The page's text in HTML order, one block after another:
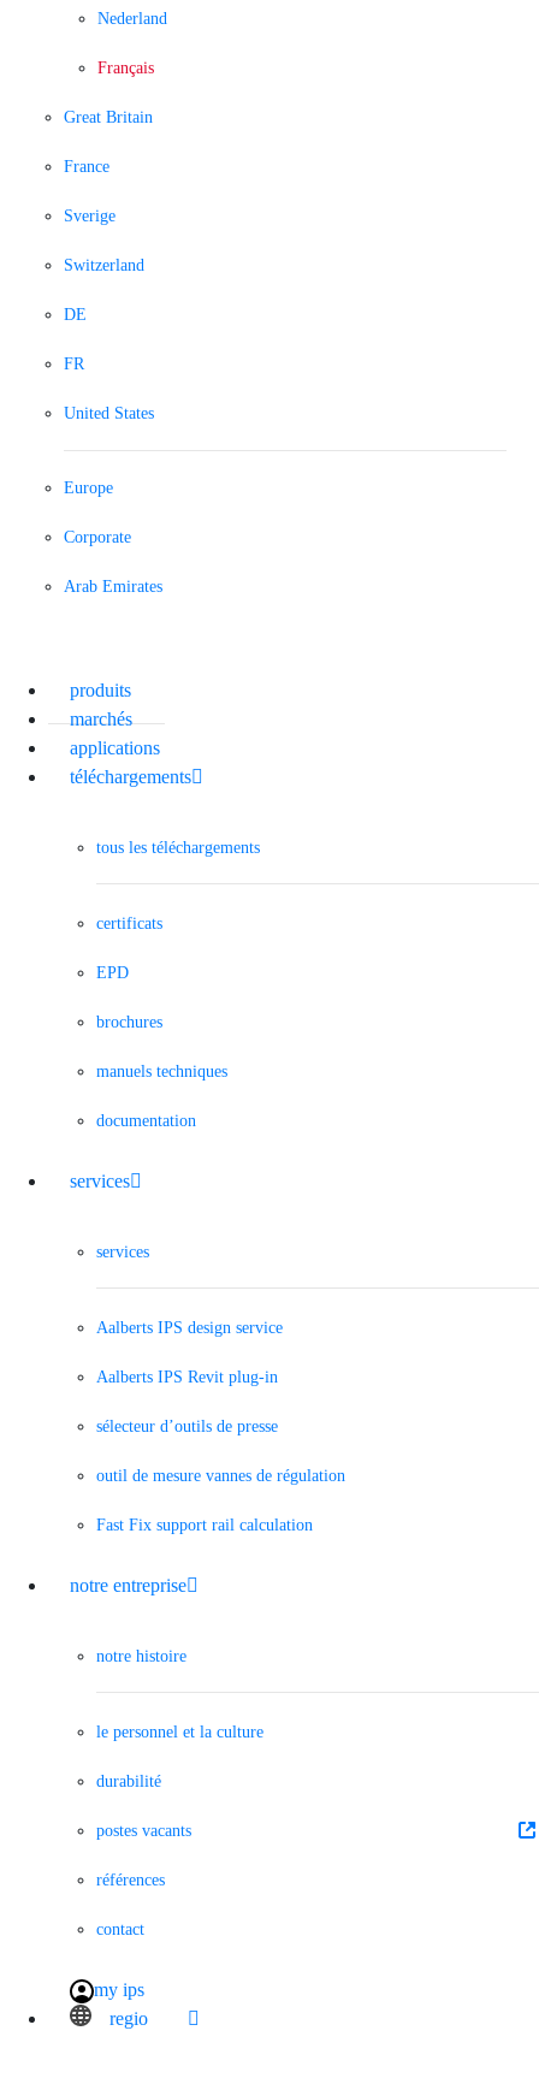
Nederland
Français
Great Britain
France
Sverige
Switzerland
DE
FR
United States
Europe
Corporate
Arab Emirates
produits
marchés
applications
téléchargements
tous les téléchargements
certificats
EPD
brochures
manuels techniques
documentation
services
services
Aalberts IPS design service
Aalberts IPS Revit plug-in
sélecteur d’outils de presse
outil de mesure vannes de régulation
Fast Fix support rail calculation
notre entreprise
notre histoire
le personnel et la culture
durabilité
postes vacants
références
contact
my ips
regio